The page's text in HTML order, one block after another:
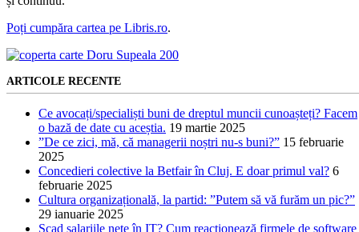
Poți cumpăra cartea pe Libris.ro.
ARTICOLE RECENTE
Ce avocați/specialiști buni de dreptul muncii cunoașteți? Facem
o bază de date cu aceștia. 19 martie 2025
”De ce zici, mă, că managerii noștri nu-s buni?” 15 februarie
2025
Concedieri colective la Betfair în Cluj. E doar primul val? 6
februarie 2025
Cultura organizațională, la partid: ”Putem să vă furăm un pic?”
29 ianuarie 2025
Scad salariile nete în IT? Cum reacționează firmele de software